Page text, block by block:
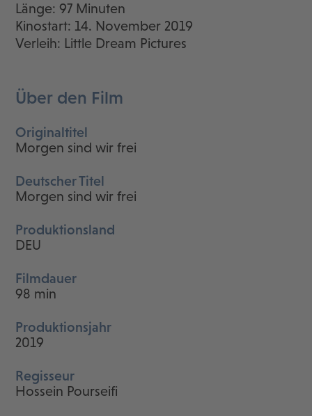
Länge: 97 Minuten
Kinostart: 14. November 2019
Verleih: Little Dream Pictures
Über den Film
Originaltitel
Morgen sind wir frei
Deutscher Titel
Morgen sind wir frei
Produktionsland
DEU
Filmdauer
98 min
Produktionsjahr
2019
Regisseur
Hossein Pourseifi